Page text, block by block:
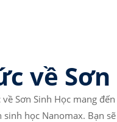
về Sơn
Sơn Sinh Học mang
sinh học Nanomax. Bạn